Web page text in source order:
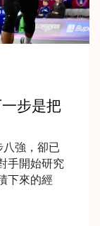
步是把
強，卻已
手開始研究
下來的經